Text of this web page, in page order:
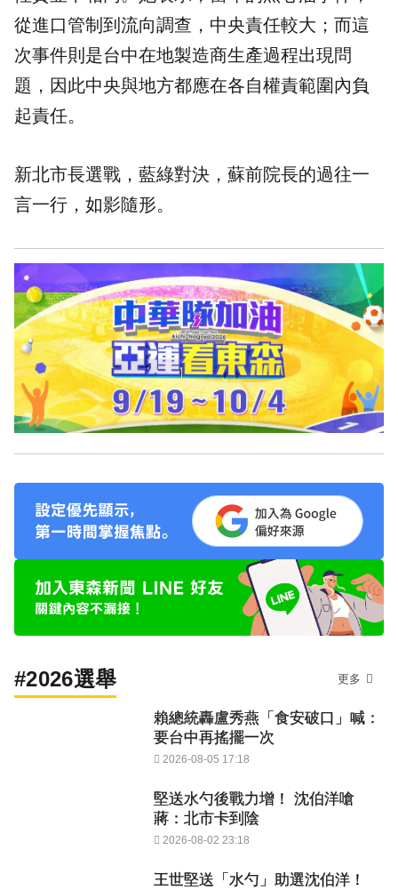
從進口管制到流向調查，中央責任較大；而這
次事件則是台中在地製造商生產過程出現問
題，因此中央與地方都應在各自權責範圍內負
起責任。
新北市長選戰，藍綠對決，蘇前院長的過往一
言一行，如影隨形。
#2026選舉 更多
賴總統轟盧秀燕「食安破口」喊：
要台中再搖擺一次
2026-08-05 17:18
堅送水勺後戰力增！ 沈伯洋嗆
蔣：北市卡到陰
2026-08-02 23:18
王世堅送「水勺」助選沈伯洋！